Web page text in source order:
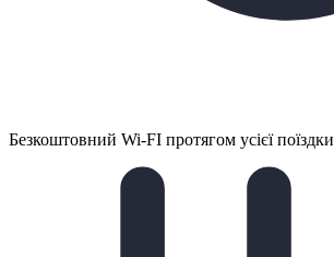
Безкоштовний Wi-FI протягом усієї поїздки